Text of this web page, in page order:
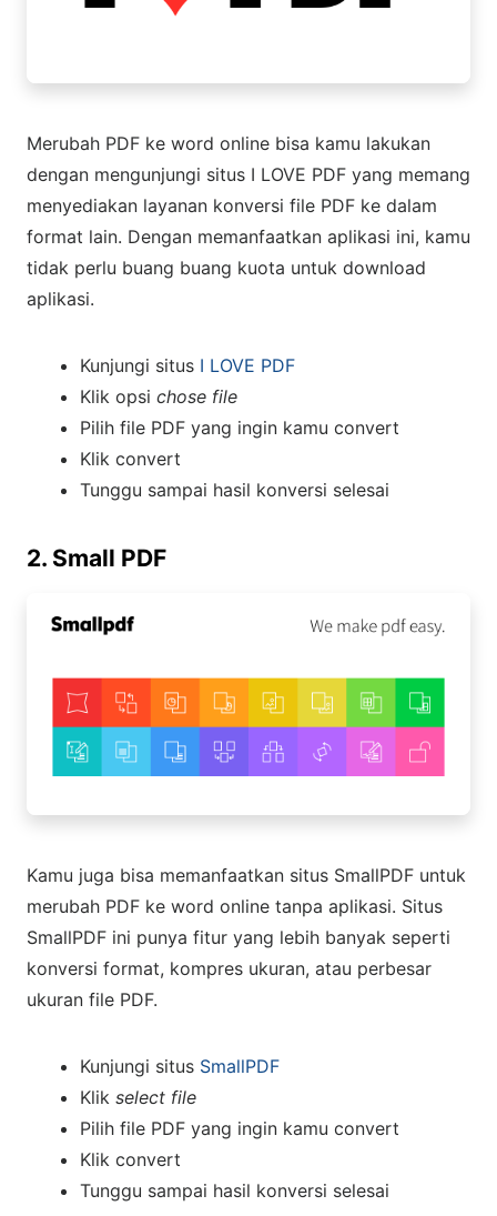
Merubah PDF ke word online bisa kamu lakukan
dengan mengunjungi situs I LOVE PDF yang memang
menyediakan layanan konversi file PDF ke dalam
format lain. Dengan memanfaatkan aplikasi ini, kamu
tidak perlu buang buang kuota untuk download
aplikasi.
Kunjungi situs I LOVE PDF
Klik opsi chose file
Pilih file PDF yang ingin kamu convert
Klik convert
Tunggu sampai hasil konversi selesai
2. Small PDF
Kamu juga bisa memanfaatkan situs SmallPDF untuk
merubah PDF ke word online tanpa aplikasi. Situs
SmallPDF ini punya fitur yang lebih banyak seperti
konversi format, kompres ukuran, atau perbesar
ukuran file PDF.
Kunjungi situs SmallPDF
Klik select file
Pilih file PDF yang ingin kamu convert
Klik convert
Tunggu sampai hasil konversi selesai